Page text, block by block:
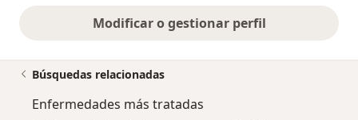
Modificar o gestionar perfil
Búsquedas relacionadas
Enfermedades más tratadas